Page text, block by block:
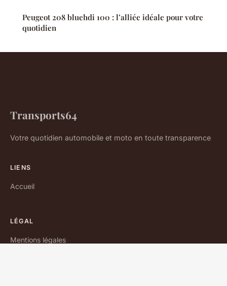
Peugeot 208 bluehdi 100 : l’alliée idéale pour votre
quotidien
Transports64
Votre quotidien automobile et moto en toute transparence
LIENS
Accueil
LÉGAL
Mentions légales